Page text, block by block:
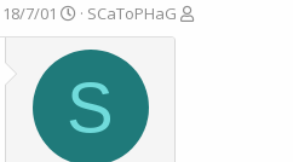
פ
ו
SCaToPHaG
פ
ו
ר
ת
18/7/01
S